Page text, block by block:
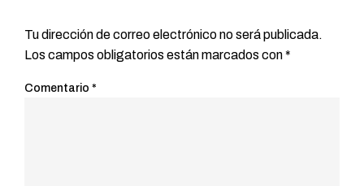
Tu dirección de correo electrónico no será publicada.
Los campos obligatorios están marcados con*
Comentario *